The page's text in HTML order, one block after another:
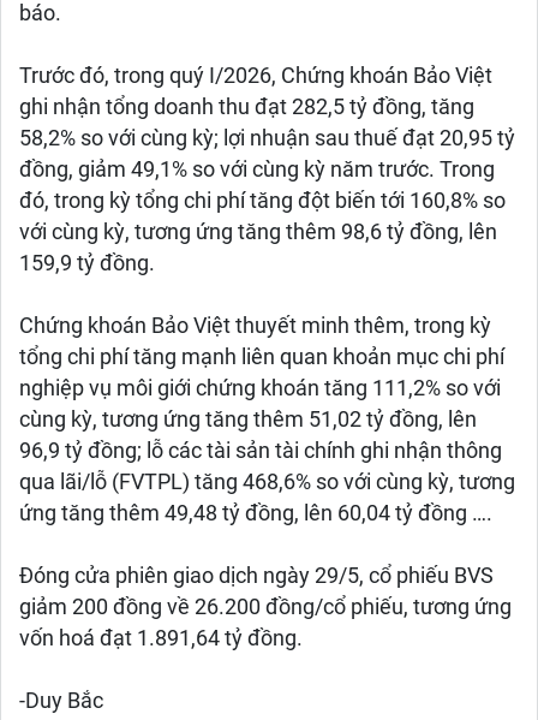
báo.
Trước đó, trong quý I/2026, Chứng khoán Bảo Việt
ghi nhận tổng doanh thu đạt 282,5 tỷ đồng, tăng
58,2% so với cùng kỳ; lợi nhuận sau thuế đạt 20,95 tỷ
đồng, giảm 49,1% so với cùng kỳ năm trước. Trong
đó, trong kỳ tổng chi phí tăng đột biến tới 160,8% so
với cùng kỳ, tương ứng tăng thêm 98,6 tỷ đồng, lên
159,9 tỷ đồng.
Chứng khoán Bảo Việt thuyết minh thêm, trong kỳ
tổng chi phí tăng mạnh liên quan khoản mục chi phí
nghiệp vụ môi giới chứng khoán tăng 111,2% so với
cùng kỳ, tương ứng tăng thêm 51,02 tỷ đồng, lên
96,9 tỷ đồng; lỗ các tài sản tài chính ghi nhận thông
qua lãi/lỗ (FVTPL) tăng 468,6% so với cùng kỳ, tương
ứng tăng thêm 49,48 tỷ đồng, lên 60,04 tỷ đồng ….
Đóng cửa phiên giao dịch ngày 29/5, cổ phiếu BVS
giảm 200 đồng về 26.200 đồng/cổ phiếu, tương ứng
vốn hoá đạt 1.891,64 tỷ đồng.
-Duy Bắc